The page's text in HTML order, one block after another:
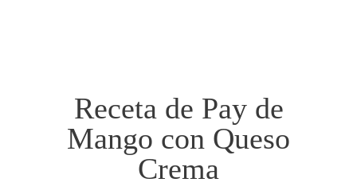
Receta de Pay de
Mango con Queso
Crema